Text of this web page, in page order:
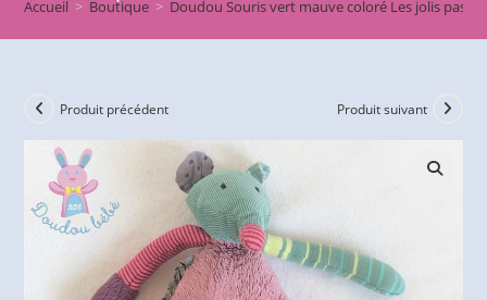
Accueil > Boutique > Doudou Souris vert mauve coloré Les jolis pas
Produit précédent Produit suivant